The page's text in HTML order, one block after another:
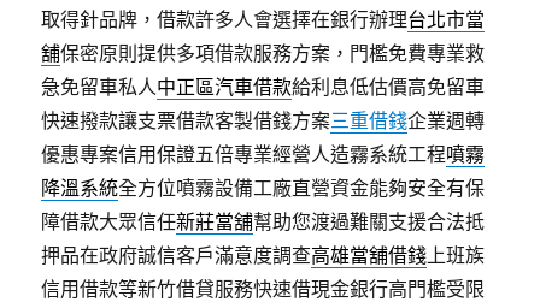
取得針品牌，借款許多人會選擇在銀行辦理台北市當
舖保密原則提供多項借款服務方案，門檻免費專業救
急免留車私人中正區汽車借款給利息低估價高免留車
快速撥款讓支票借款客製借錢方案三重借錢企業週轉
優惠專案信用保證五倍專業經營人造霧系統工程噴霧
降溫系統全方位噴霧設備工廠直營資金能夠安全有保
障借款大眾信任新莊當舖幫助您渡過難關支援合法抵
押品在政府誠信客戶滿意度調查高雄當舖借錢上班族
信用借款等新竹借貸服務快速借現金銀行高門檻受限